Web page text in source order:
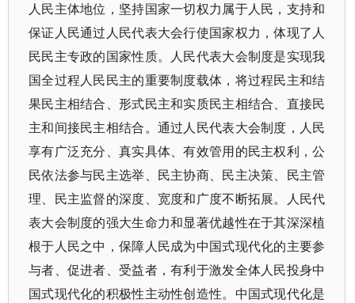
人民主体地位，坚持国家一切权力属于人民，支持和
保证人民通过人民代表大会行使国家权力，体现了人
民民主专政的国家性质。人民代表大会制度是实现我
国全过程人民民主的重要制度载体，将过程民主和结
果民主相结合、形式民主和实质民主相结合、直接民
主和间接民主相结合。通过人民代表大会制度，人民
享有广泛充分、真实具体、有效管用的民主权利，公
民依法参与民主选举、民主协商、民主决策、民主管
理、民主监督的深度、宽度和广度不断拓展。人民代
表大会制度的强大生命力和显著优越性在于其深深植
根于人民之中，保障人民成为中国式现代化的主要参
与者、促进者、受益者，有利于激发全体人民投身中
国式现代化的积极性主动性创造性。中国式现代化是